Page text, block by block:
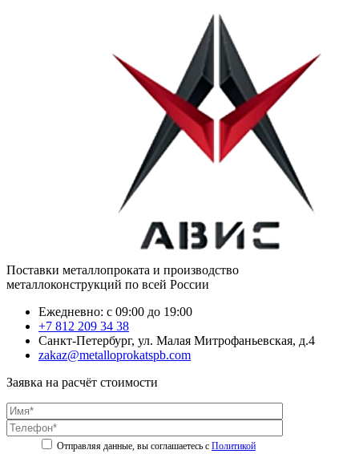
Поставки металлопроката и производство
металлоконструкций по всей России
Ежедневно: с 09:00 до 19:00
+7 812 209 34 38
Санкт-Петербург, ул. Малая Митрофаньевская, д.4
zakaz@metalloprokatspb.com
Заявка на расчёт стоимости
Политикой